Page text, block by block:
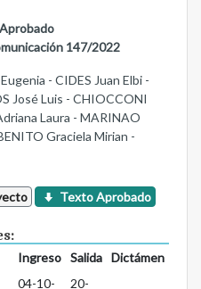
Aprobado
147/2022
- CIDES Juan Elbi -
José Luis - CHIOCCONI
Laura - MARINAO
Graciela Mirian -
Texto Aprobado
Ingreso Salida
Dictámen
04-10-
20-